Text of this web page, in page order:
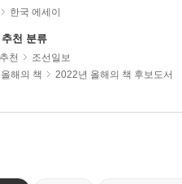
한국 에세이
천 분류
천
조선일보
해의 책 2022년 올해의 책 후보도서